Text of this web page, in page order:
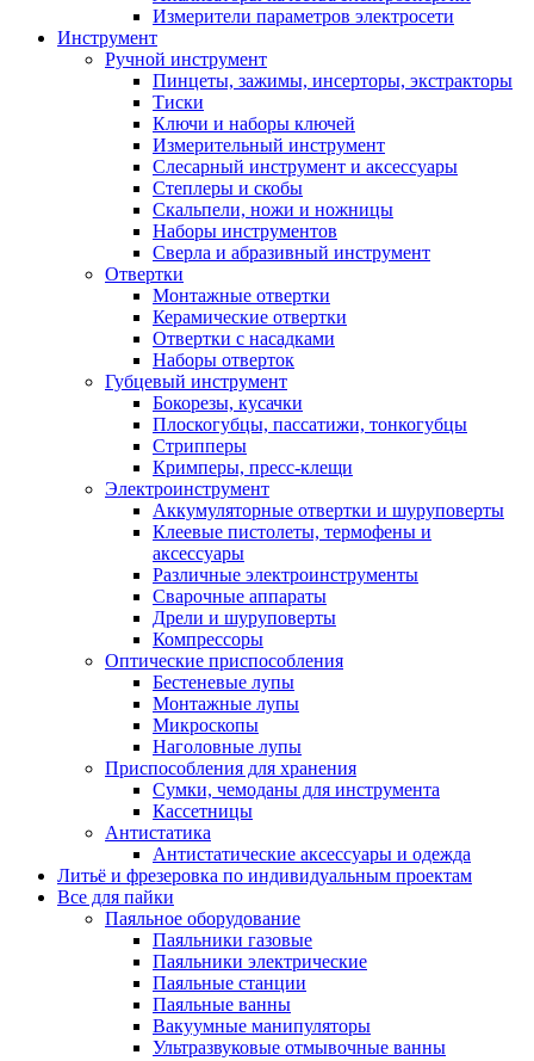
Измерители параметров электросети
Инструмент
Ручной инструмент
Пинцеты, зажимы, инсерторы, экстракторы
Тиски
Ключи и наборы ключей
Измерительный инструмент
Слесарный инструмент и аксессуары
Степлеры и скобы
Скальпели, ножи и ножницы
Наборы инструментов
Сверла и абразивный инструмент
Отвертки
Монтажные отвертки
Керамические отвертки
Отвертки с насадками
Наборы отверток
Губцевый инструмент
Бокорезы, кусачки
Плоскогубцы, пассатижи, тонкогубцы
Стрипперы
Кримперы, пресс-клещи
Электроинструмент
Аккумуляторные отвертки и шуруповерты
Клеевые пистолеты, термофены и
аксессуары
Различные электроинструменты
Сварочные аппараты
Дрели и шуруповерты
Компрессоры
Оптические приспособления
Бестеневые лупы
Монтажные лупы
Микроскопы
Наголовные лупы
Приспособления для хранения
Сумки, чемоданы для инструмента
Кассетницы
Антистатика
Антистатические аксессуары и одежда
Литьё и фрезеровка по индивидуальным проектам
Все для пайки
Паяльное оборудование
Паяльники газовые
Паяльники электрические
Паяльные станции
Паяльные ванны
Вакуумные манипуляторы
Ультразвуковые отмывочные ванны